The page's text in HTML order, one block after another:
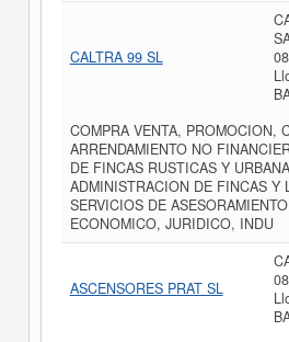
CALTRA 99 SL
COMPRA VENTA, PROMOCION,
ARRENDAMIENTO NO
DE FINCAS RUSTICAS Y
ADMINISTRACION DE FINCAS Y
SERVICIOS DE
ECONOMICO, JURIDICO, INDU
ASCENSORES PRAT SL